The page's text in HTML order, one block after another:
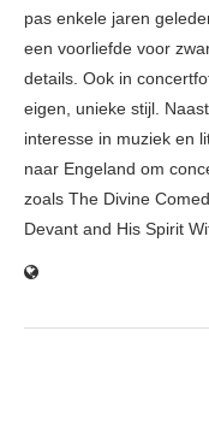
pas enkele jaren
een voorliefde voor
details. Ook in
eigen, unieke stijl.
interesse in muziek en
naar Engeland om
zoals The Divine
Devant and His Spirit